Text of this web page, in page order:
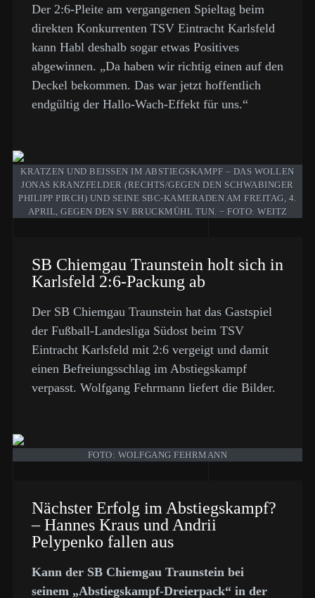
Der 2:6-Pleite am vergangenen Spieltag beim
direkten Konkurrenten TSV Eintracht Karlsfeld
kann Habl deshalb sogar etwas Positives
abgewinnen. „Da haben wir richtig einen auf den
Deckel bekommen. Das war jetzt hoffentlich
endgültig der Hallo-Wach-Effekt für uns.“
KRATZEN UND BEISSEN IM ABSTIEGSKAMPF – DAS WOLLEN J
ONAS KRANZFELDER (RECHTS/GEGEN DEN SCHWABINGER P
HILIPP PIRCH) UND SEINE SBC-KAMERADEN AM FREITAG, 4. A
PRIL, GEGEN DEN SV BRUCKMÜHL TUN. − FOTO: WEITZ
SB Chiemgau Traunstein holt sich in
Karlsfeld 2:6-Packung ab
Der SB Chiemgau Traunstein hat das Gastspiel
der Fußball-Landesliga Südost beim TSV
Eintracht Karlsfeld mit 2:6 vergeigt und damit
einen Befreiungsschlag im Abstiegskampf
verpasst. Wolfgang Fehrmann liefert die Bilder.
FOTO: WOLFGANG FEHRMANN
Nächster Erfolg im Abstiegskampf?
– Hannes Kraus und Andrii
Pelypenko fallen aus
Kann der SB Chiemgau Traunstein bei
seinem „Abstiegskampf-Dreierpack“ in der